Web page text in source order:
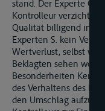
stand. Der Experte O.
Kontrolleur verzichtet
Qualität billigend in
Experten S. kein
Wertverlust, selbst
Beklagten sehen
Besonderheiten
des Verhaltens des
den Umschlag